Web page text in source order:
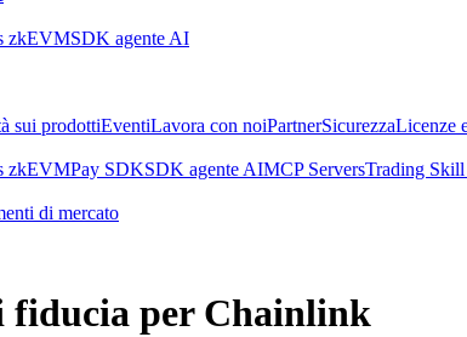
zkEVMSDK agente AI
sui prodottiEventiLavora con noiPartnerSicurezzaLicenze
zkEVMPay SDKSDK agente AIMCP ServersTrading
di mercato
fiducia per Chainlink